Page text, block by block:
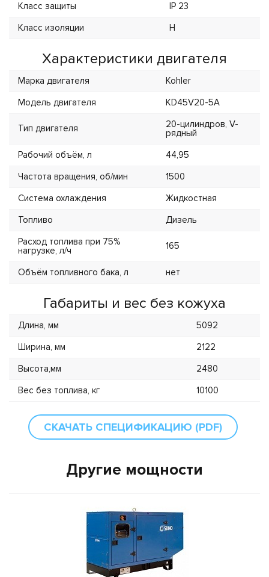
Класс защиты
IP 23
Класс изоляции
H
Характеристики двигателя
Марка двигателя
Kohler
Модель двигателя
KD45V20-5A
Тип двигателя
20-цилиндров, V-
рядный
Рабочий объём, л
44,95
Частота вращения, об/мин
1500
Система охлаждения
Жидкостная
Топливо
Дизель
Расход топлива при 75%
нагрузке, л/ч
165
Объём топливного бака, л нет
Габариты и вес без кожуха
Длина, мм
5092
Ширина, мм
2122
Высота,мм
2480
Вес без топлива, кг
10100
СКАЧАТЬ СПЕЦИФИКАЦИЮ (PDF)
Другие мощности